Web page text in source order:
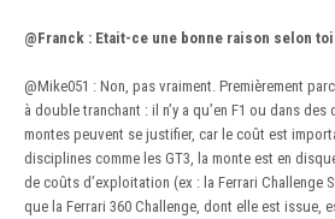
@Franck : Etait-ce une bonne raison selon toi
@Mike051 : Non, pas vraiment. Premièrement
à double tranchant : il n’y a qu’en F1 ou dans
montes peuvent se justifier, car le coût est
disciplines comme les GT3, la monte est en
de coûts d’exploitation (ex : la Ferrari Challenge
que la Ferrari 360 Challenge, dont elle est issue,